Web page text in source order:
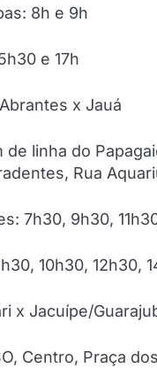
8h e 9h
e 17h
x Jauá
de linha do
Rua
7h30, 9h30,
10h30, 12h30,
x Jacuípe/
Centro, Praça